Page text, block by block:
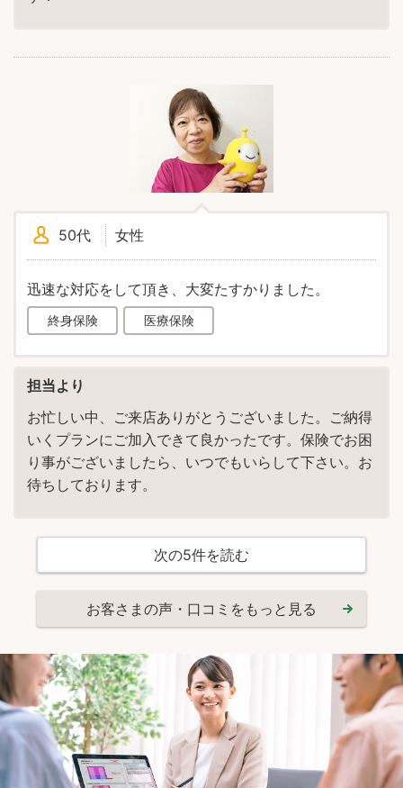
50代 女性
迅速な対応をして頂き、大変たすかりました。
終身保険 医療保険
担当より
お忙しい中、ご来店ありがとうございました。ご納得
いくプランにご加入できて良かったです。保険でお困
り事がございましたら、いつでもいらして下さい。お
待ちしております。
次の5件を読む
お客さまの声・口コミをもっと見る